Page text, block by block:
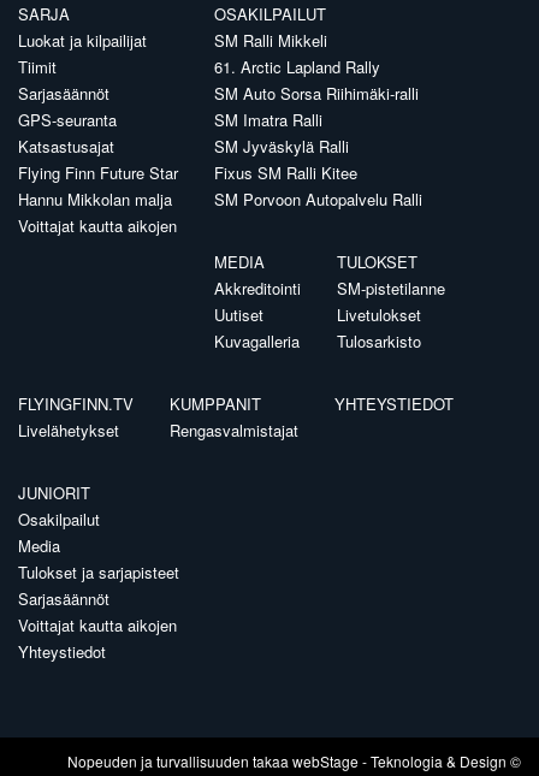
SARJA
Luokat ja kilpailijat
Tiimit
Sarjasäännöt
GPS-seuranta
Katsastusajat
Flying Finn Future Star
Hannu Mikkolan malja
Voittajat kautta aikojen
OSAKILPAILUT
SM Ralli Mikkeli
61. Arctic Lapland Rally
SM Auto Sorsa Riihimäki-ralli
SM Imatra Ralli
SM Jyväskylä Ralli
Fixus SM Ralli Kitee
SM Porvoon Autopalvelu Ralli
MEDIA
Akkreditointi
Uutiset
Kuvagalleria
TULOKSET
SM-pistetilanne
Livetulokset
Tulosarkisto
FLYINGFINN.TV
Livelähetykset
KUMPPANIT
Rengasvalmistajat
YHTEYSTIEDOT
JUNIORIT
Osakilpailut
Media
Tulokset ja sarjapisteet
Sarjasäännöt
Voittajat kautta aikojen
Yhteystiedot
Nopeuden ja turvallisuuden takaa webStage- Teknologia & Design ©